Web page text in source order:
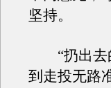
坚持。
“扔出去的
到走投无路